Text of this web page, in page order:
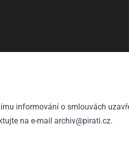
informování o smlouvách
na e-mail archiv@pirati.cz.